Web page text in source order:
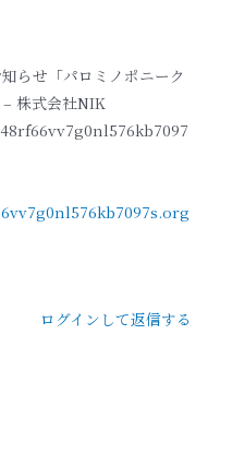
らせ「パロミノポニーク
– 株式会社NIK
ログインして返信する